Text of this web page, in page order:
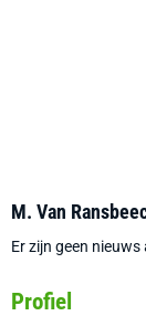
M. Van
Er zijn geen
Profiel